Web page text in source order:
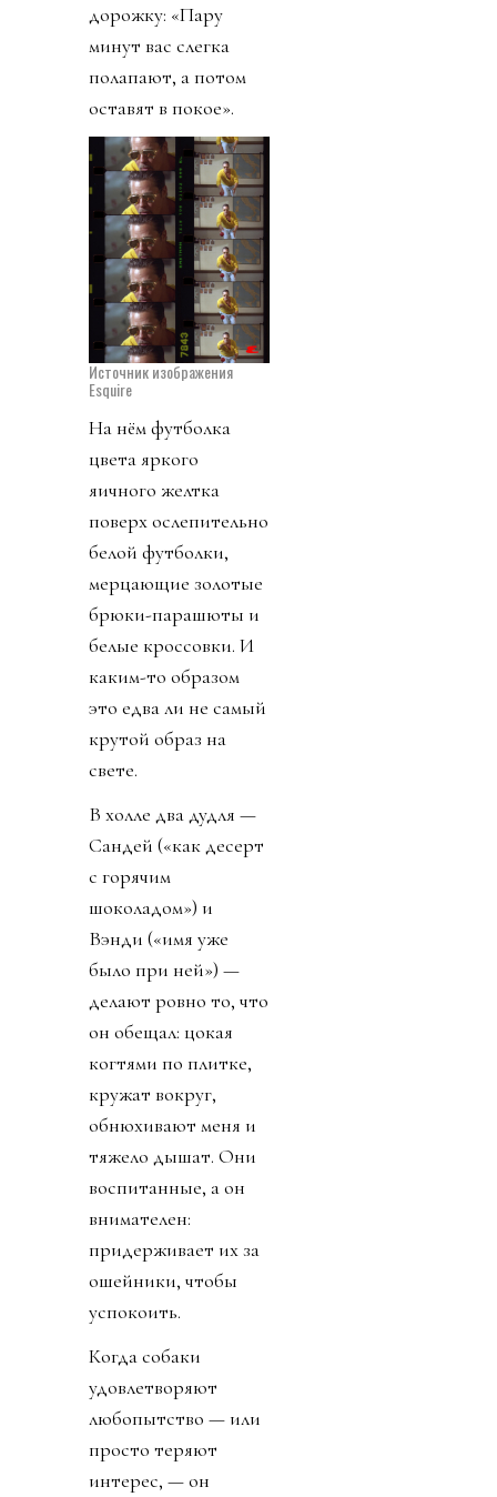
дорожку: «Пару
минут вас слегка
полапают, а потом
оставят в покое».
Источник изображения
Esquire
На нём футболка
цвета яркого
яичного желтка
поверх ослепительно
белой футболки,
мерцающие золотые
брюки-парашюты и
белые кроссовки. И
каким-то образом
это едва ли не самый
крутой образ на
свете.
В холле два дудля —
Сандей («как десерт
с горячим
шоколадом») и
Вэнди («имя уже
было при ней») —
делают ровно то, что
он обещал: цокая
когтями по плитке,
кружат вокруг,
обнюхивают меня и
тяжело дышат. Они
воспитанные, а он
внимателен:
придерживает их за
ошейники, чтобы
успокоить.
Когда собаки
удовлетворяют
любопытство — или
просто теряют
интерес, — он